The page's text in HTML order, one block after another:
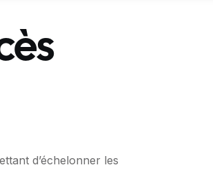
d’échelonner les